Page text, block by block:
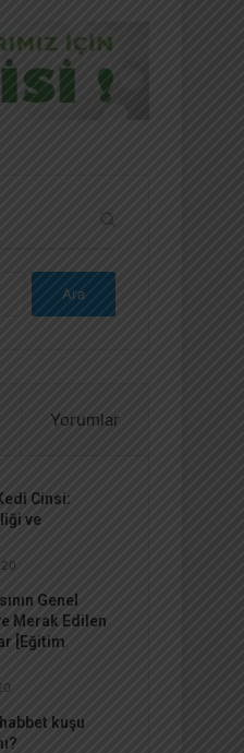
Yorumlar
Cinsi:
ve
Genel
Merak Edilen
[Eğitim
kuşu